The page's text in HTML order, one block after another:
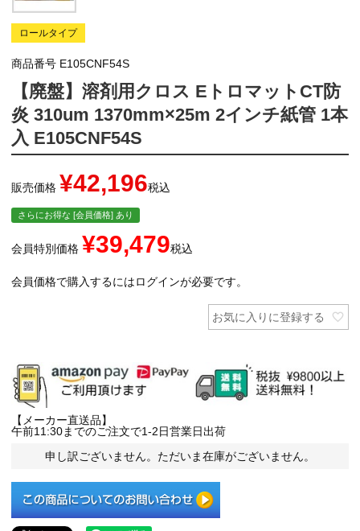
ロールタイプ
商品番号 E105CNF54S
【廃盤】溶剤用クロス EトロマットCT防
炎 310um 1370mm×25m 2インチ紙管 1本
入 E105CNF54S
販売価格 ¥42,196税込
さらにお得な [会員価格] あり
会員特別価格 ¥39,479税込
会員価格で購入するにはログインが必要です。
お気に入りに登録する
【メーカー直送品】
午前11:30までのご注文で1-2日営業日出荷
申し訳ございません。ただいま在庫がございません。